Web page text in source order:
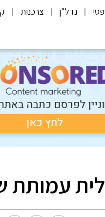
נדל"ן צרכנות
עמותת